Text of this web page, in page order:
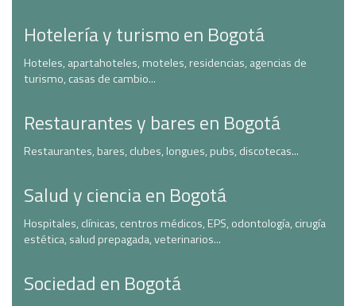
Hotelería y turismo en Bogotá
Hoteles, apartahoteles, moteles, residencias, agencias de
turismo, casas de cambio...
Restaurantes y bares en Bogotá
Restaurantes, bares, clubes, longues, pubs, discotecas...
Salud y ciencia en Bogotá
Hospitales, clínicas, centros médicos, EPS, odontología, cirugía
estética, salud prepagada, veterinarios...
Sociedad en Bogotá